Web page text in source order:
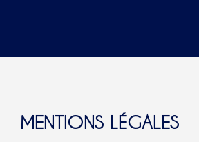
MENTIONS LÉGALES